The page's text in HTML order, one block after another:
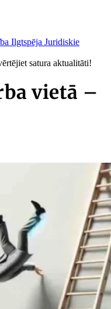
Ilgtspēja Juridiskie
satura aktualitāti!
vietā –